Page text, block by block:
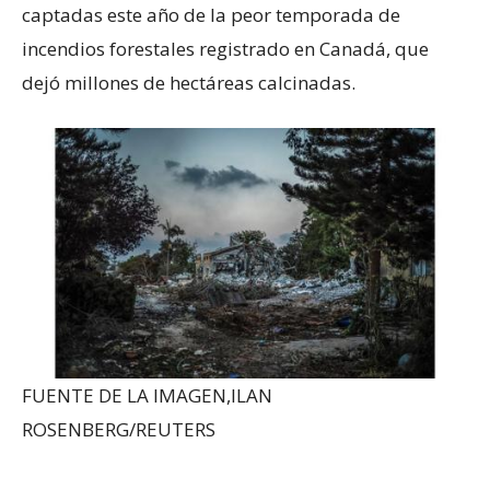
captadas este año de la peor temporada de
incendios forestales registrado en Canadá, que
dejó millones de hectáreas calcinadas.
FUENTE DE LA IMAGEN,ILAN
ROSENBERG/REUTERS